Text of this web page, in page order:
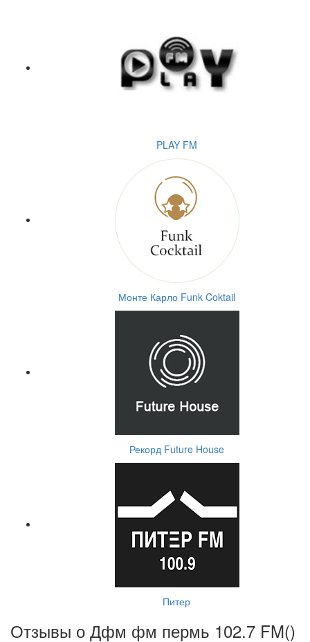
PLAY FM
Монте Карло Funk Coktail
Рекорд Future House
Питер
Отзывы о Дфм фм пермь 102.7 FM()